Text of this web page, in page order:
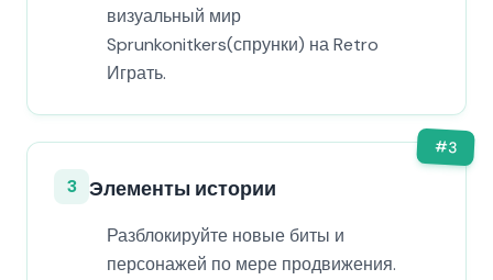
визуальный мир
Sprunkonitkers(спрунки) на Retro
Играть.
#3
3 Элементы истории
Разблокируйте новые биты и
персонажей по мере продвижения.